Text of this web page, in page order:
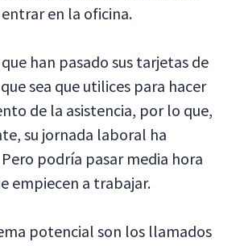
en la oficina.
que han pasado sus tarjetas de
sea que utilices para hacer
de la asistencia, por lo que,
su jornada laboral ha
podría pasar media hora
empiecen a trabajar.
potencial son los llamados